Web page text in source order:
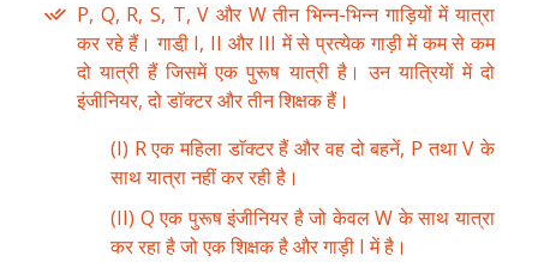
P, Q, R, S, T, V और W तीन भिन्न-भिन्न गाड़ियों में यात्रा
कर रहे हैं। गाडी़ I, II और III में से प्रत्येक गाड़ी में कम से कम
दो यात्री हैं जिसमें एक पुरूष यात्री है। उन यात्रियों में दो
इंजीनियर, दो डाॅक्टर और तीन शिक्षक हैं।
(I) R एक महिला डाॅक्टर हैं और वह दो बहनें, P तथा V के
साथ यात्रा नहीं कर रही है।
(II) Q एक पुरूष इंजीनियर है जो केवल W के साथ यात्रा
कर रहा है जो एक शिक्षक है और गाड़ी I में है।